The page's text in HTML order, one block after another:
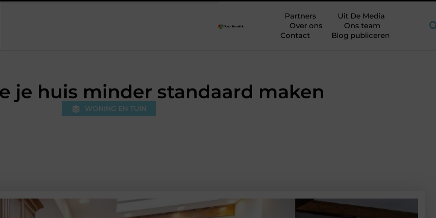
die je huis minder standaard maken
Partners
Uit De Media
Over ons
Ons team
Contact
Blog publiceren
je huis minder standaard maken
WONING EN TUIN